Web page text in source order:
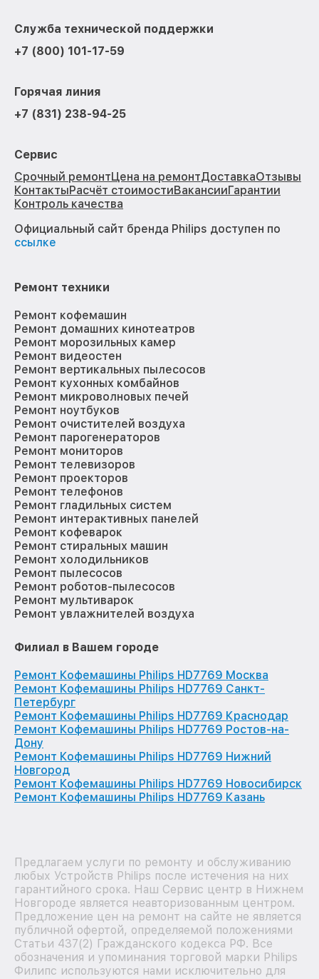
Служба технической поддержки
+7 (800) 101-17-59
Горячая линия
+7 (831) 238-94-25
Сервис
Срочный ремонтЦена на ремонтДоставкаОтзывы
КонтактыРасчёт стоимостиВакансииГарантии
Контроль качества
Официальный сайт бренда Philips доступен по
ссылке
Ремонт техники
Ремонт кофемашин
Ремонт домашних кинотеатров
Ремонт морозильных камер
Ремонт видеостен
Ремонт вертикальных пылесосов
Ремонт кухонных комбайнов
Ремонт микроволновых печей
Ремонт ноутбуков
Ремонт очистителей воздуха
Ремонт парогенераторов
Ремонт мониторов
Ремонт телевизоров
Ремонт проекторов
Ремонт телефонов
Ремонт гладильных систем
Ремонт интерактивных панелей
Ремонт кофеварок
Ремонт стиральных машин
Ремонт холодильников
Ремонт пылесосов
Ремонт роботов-пылесосов
Ремонт мультиварок
Ремонт увлажнителей воздуха
Филиал в Вашем городе
Ремонт Кофемашины Philips HD7769 Москва
Ремонт Кофемашины Philips HD7769 Санкт-
Петербург
Ремонт Кофемашины Philips HD7769 Краснодар
Ремонт Кофемашины Philips HD7769 Ростов-на-
Дону
Ремонт Кофемашины Philips HD7769 Нижний
Новгород
Ремонт Кофемашины Philips HD7769 Новосибирск
Ремонт Кофемашины Philips HD7769 Казань
Предлагаем услуги по ремонту и обслуживанию
любых Устройств Philips после истечения на них
гарантийного срока. Наш Сервис центр в Нижнем
Новгороде является неавторизованным центром.
Предложение цен на ремонт на сайте не является
публичной офертой, определяемой положениями
Статьи 437(2) Гражданского кодекса РФ. Все
обозначения и упоминания торговой марки Philips
Филипс используются нами исключительно для